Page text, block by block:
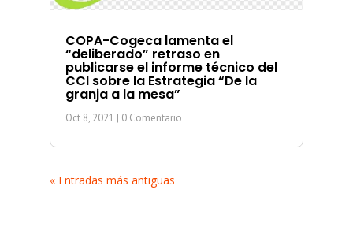
COPA-Cogeca lamenta el
“deliberado” retraso en
publicarse el informe técnico del
CCI sobre la Estrategia “De la
granja a la mesa”
Oct 8, 2021 | 0 Comentario
« Entradas más antiguas